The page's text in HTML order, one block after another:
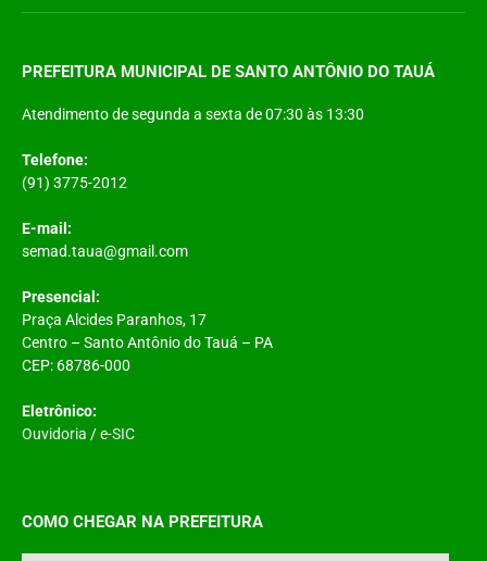
PREFEITURA MUNICIPAL DE SANTO ANTÔNIO DO TAUÁ
Atendimento de segunda a sexta de 07:30 às 13:30
Telefone:
(91) 3775-2012
E-mail:
semad.taua@gmail.com
Presencial:
Praça Alcides Paranhos, 17
Centro – Santo Antônio do Tauá – PA
CEP: 68786-000
Eletrônico:
Ouvidoria /e-SIC
COMO CHEGAR NA PREFEITURA